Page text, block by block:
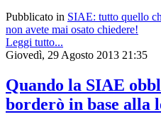
Pubblicato in SIAE: tutto quello
non avete mai osato chiedere!
Leggi tutto...
Giovedì, 29 Agosto 2013 21:35
Quando la SIAE
borderò in base alla